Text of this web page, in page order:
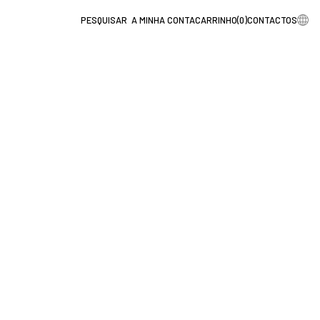
A MINHA CONTACARRINHO(0)CONTACTOS